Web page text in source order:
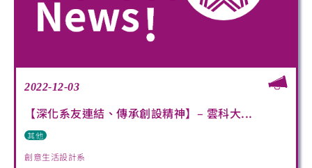
2022-12-03
【深化系友連結、傳承創設精神】– 雲科大...
其他
創意生活設計系